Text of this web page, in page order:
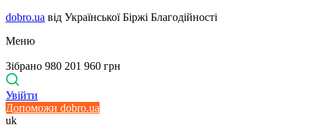
dobro.ua від Української Біржі Благодійності
Меню
Зібрано 980 201 960 грн
Увійти
Допоможи dobro.ua
uk